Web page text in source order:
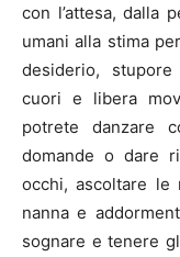
con l’attesa, dalla
umani alla stima
desiderio,
cuori e libera
potrete danzare
domande o dare
occhi, ascoltare le
nanna e
sognare e tenere